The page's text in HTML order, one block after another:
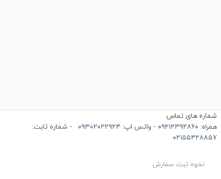
های تماس
- واتس اپ: ۰۹۳۰۲۰۲۲۹۲۴
-
شماره ثابت:
نحوه ثبت سفارش